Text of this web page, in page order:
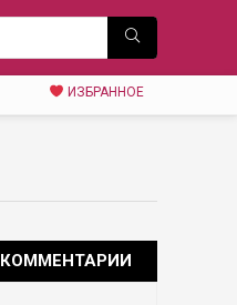
ИЗБРАННОЕ
КОММЕНТАРИИ